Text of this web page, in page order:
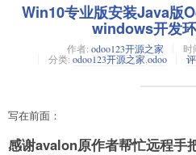
Win10专业版安装Java版
windows开发
作者: odoo123开源之家 时
分类: odoo123开源之家 odoo
写在前面：
感谢avalon原作者帮忙远程手